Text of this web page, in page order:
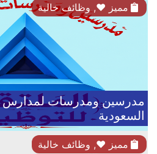
مميز ♥, وظائف خالية
مدرسين ومدرسات لمدارس
السعودية
مميز ♥, وظائف خالية